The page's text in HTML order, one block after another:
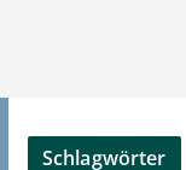
Schlagwörter